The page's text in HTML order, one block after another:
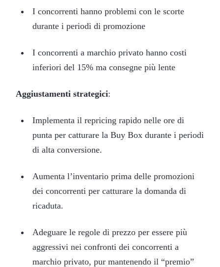
I concorrenti hanno problemi con le scorte
durante i periodi di promozione
I concorrenti a marchio privato hanno costi
inferiori del 15% ma consegne più lente
Aggiustamenti strategici:
Implementa il repricing rapido nelle ore di
punta per catturare la Buy Box durante i periodi
di alta conversione.
Aumenta l’inventario prima delle promozioni
dei concorrenti per catturare la domanda di
ricaduta.
Adeguare le regole di prezzo per essere più
aggressivi nei confronti dei concorrenti a
marchio privato, pur mantenendo il “premio”